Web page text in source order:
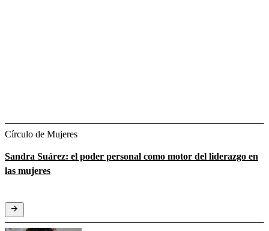
Círculo de Mujeres
Sandra Suárez: el poder personal como motor del liderazgo en
las mujeres